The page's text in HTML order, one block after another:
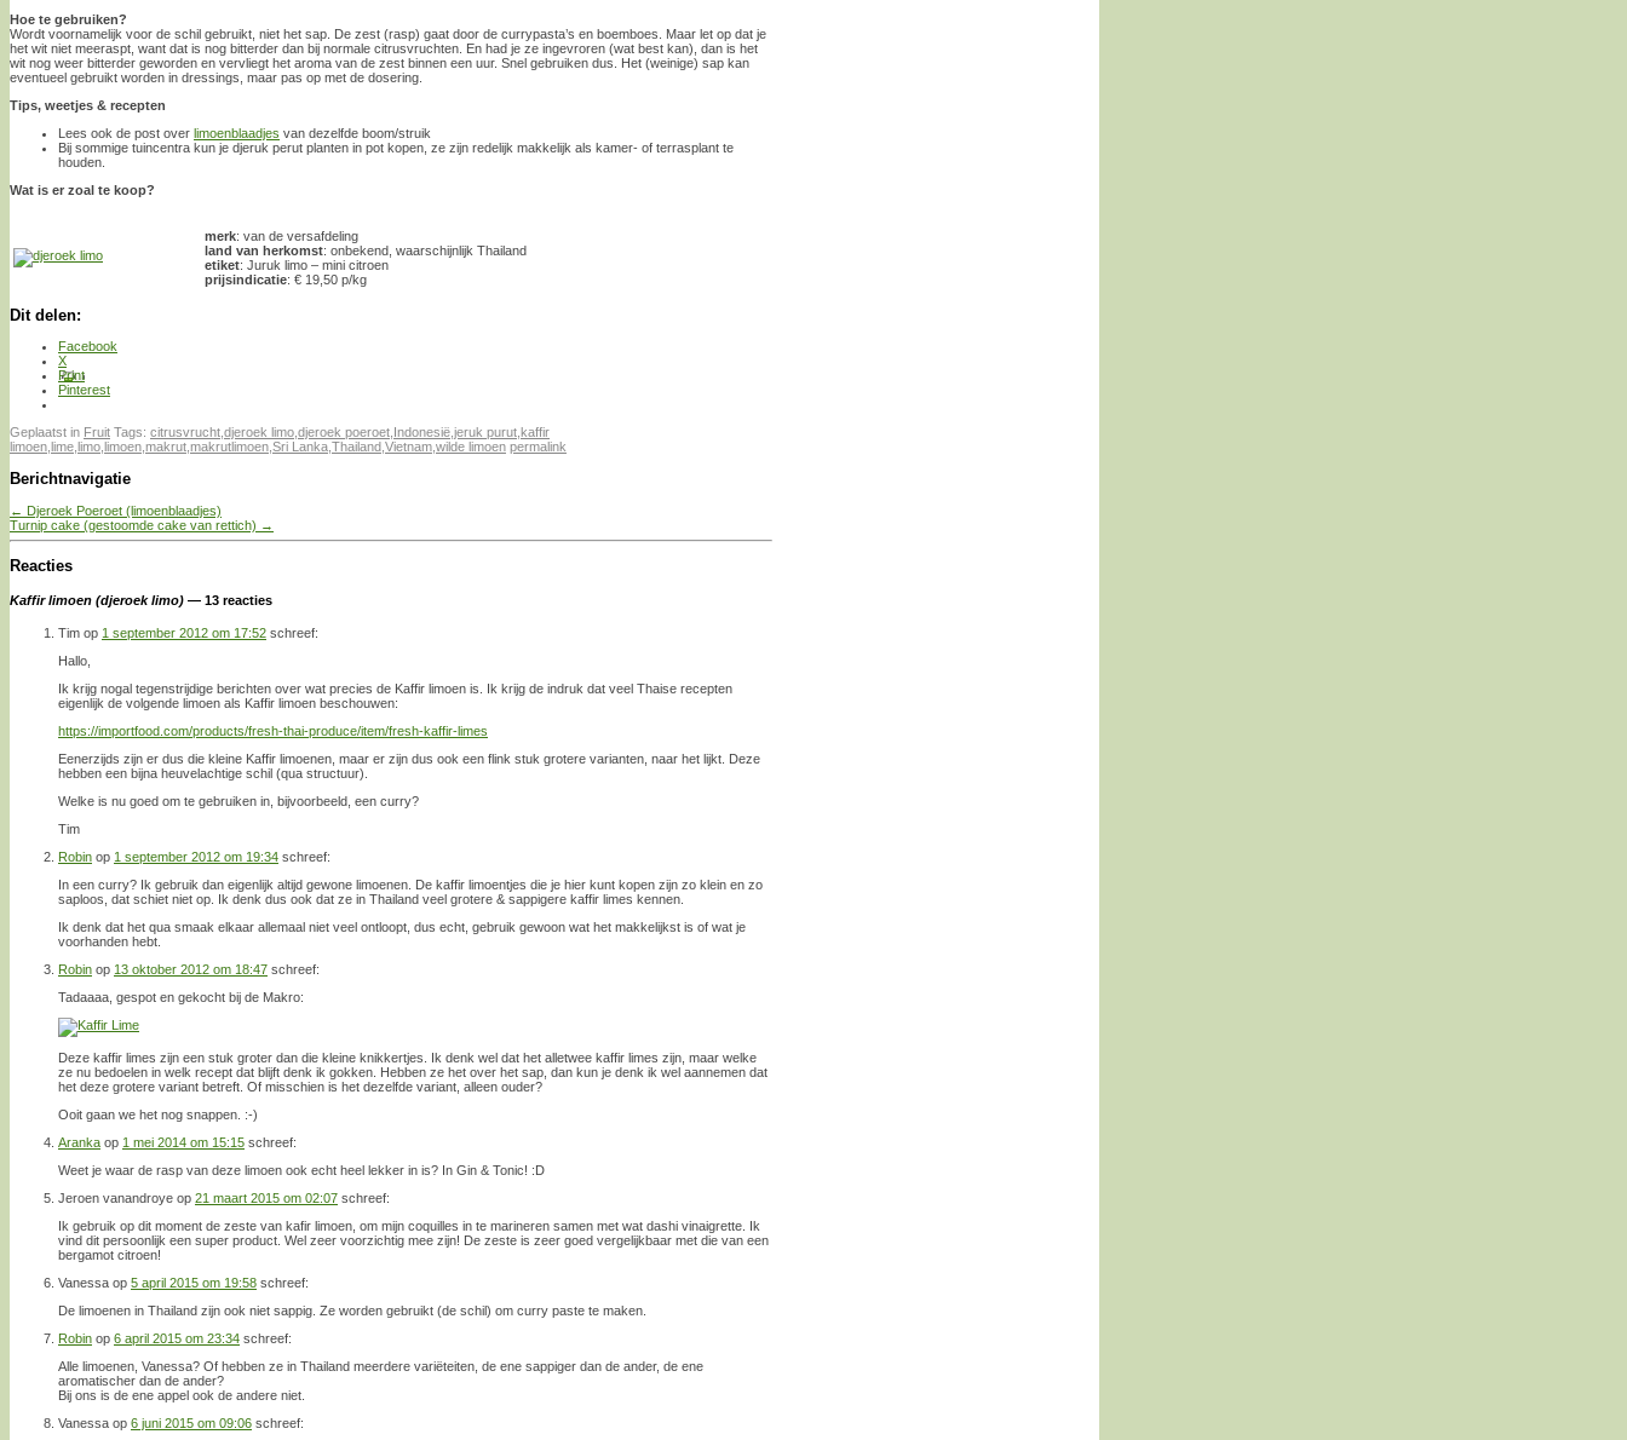
Hoe te gebruiken?
Wordt voornamelijk voor de schil gebruikt, niet het sap. De zest (rasp) gaat door de currypasta’s en boemboes. Maar let op dat je
het wit niet meeraspt, want dat is nog bitterder dan bij normale citrusvruchten. En had je ze ingevroren (wat best kan), dan is het
wit nog weer bitterder geworden en vervliegt het aroma van de zest binnen een uur. Snel gebruiken dus. Het (weinige) sap kan
eventueel gebruikt worden in dressings, maar pas op met de dosering.
Tips, weetjes & recepten
Lees ook de post over limoenblaadjes van dezelfde boom/struik
Bij sommige tuincentra kun je djeruk perut planten in pot kopen, ze zijn redelijk makkelijk als kamer- of terrasplant te
houden.
Wat is er zoal te koop?
merk: van de versafdeling
land van herkomst: onbekend, waarschijnlijk Thailand
etiket: Juruk limo – mini citroen
prijsindicatie: € 19,50 p/kg
Dit delen:
Facebook
X
Print
Pinterest
Geplaatst in Fruit Tags: citrusvrucht,djeroek limo,djeroek poeroet, Indonesië,jeruk purut,kaffir
limoen, lime, limo, limoen,makrut,makrutlimoen,Sri Lanka,Thailand,Vietnam,wilde limoen permalink
Berichtnavigatie
← Djeroek Poeroet (limoenblaadjes)
Turnip cake (gestoomde cake van rettich) →
Reacties
Kaffir limoen (djeroek limo) — 13 reacties
Tim op 1 september 2012 om 17:52 schreef:
Hallo,
Ik krijg nogal tegenstrijdige berichten over wat precies de Kaffir limoen is. Ik krijg de indruk dat veel Thaise recepten
eigenlijk de volgende limoen als Kaffir limoen beschouwen:
https://importfood.com/products/fresh-thai-produce/item/fresh-kaffir-limes
Eenerzijds zijn er dus die kleine Kaffir limoenen, maar er zijn dus ook een flink stuk grotere varianten, naar het lijkt. Deze
hebben een bijna heuvelachtige schil (qua structuur).
Welke is nu goed om te gebruiken in, bijvoorbeeld, een curry?
Tim
Robin op 1 september 2012 om 19:34 schreef:
In een curry? Ik gebruik dan eigenlijk altijd gewone limoenen. De kaffir limoentjes die je hier kunt kopen zijn zo klein en zo
saploos, dat schiet niet op. Ik denk dus ook dat ze in Thailand veel grotere & sappigere kaffir limes kennen.
Ik denk dat het qua smaak elkaar allemaal niet veel ontloopt, dus echt, gebruik gewoon wat het makkelijkst is of wat je
voorhanden hebt.
Robin op 13 oktober 2012 om 18:47 schreef:
Tadaaaa, gespot en gekocht bij de Makro:
Deze kaffir limes zijn een stuk groter dan die kleine knikkertjes. Ik denk wel dat het alletwee kaffir limes zijn, maar welke
ze nu bedoelen in welk recept dat blijft denk ik gokken. Hebben ze het over het sap, dan kun je denk ik wel aannemen dat
het deze grotere variant betreft. Of misschien is het dezelfde variant, alleen ouder?
Ooit gaan we het nog snappen. :-)
Aranka op 1 mei 2014 om 15:15 schreef:
Weet je waar de rasp van deze limoen ook echt heel lekker in is? In Gin & Tonic! :D
Jeroen vanandroye op 21 maart 2015 om 02:07 schreef:
Ik gebruik op dit moment de zeste van kafir limoen, om mijn coquilles in te marineren samen met wat dashi vinaigrette. Ik
vind dit persoonlijk een super product. Wel zeer voorzichtig mee zijn! De zeste is zeer goed vergelijkbaar met die van een
bergamot citroen!
Vanessa op 5 april 2015 om 19:58 schreef:
De limoenen in Thailand zijn ook niet sappig. Ze worden gebruikt (de schil) om curry paste te maken.
Robin op 6 april 2015 om 23:34 schreef:
Alle limoenen, Vanessa? Of hebben ze in Thailand meerdere variëteiten, de ene sappiger dan de ander, de ene
aromatischer dan de ander?
Bij ons is de ene appel ook de andere niet.
Vanessa op 6 juni 2015 om 09:06 schreef: